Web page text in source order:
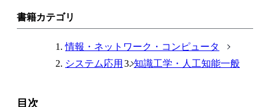
書籍カテゴリ
情報・ネットワーク・コンピュータ
システム応用
知識工学・人工知能一般
目次